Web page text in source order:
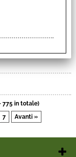
775 in totale)
7 Avanti »